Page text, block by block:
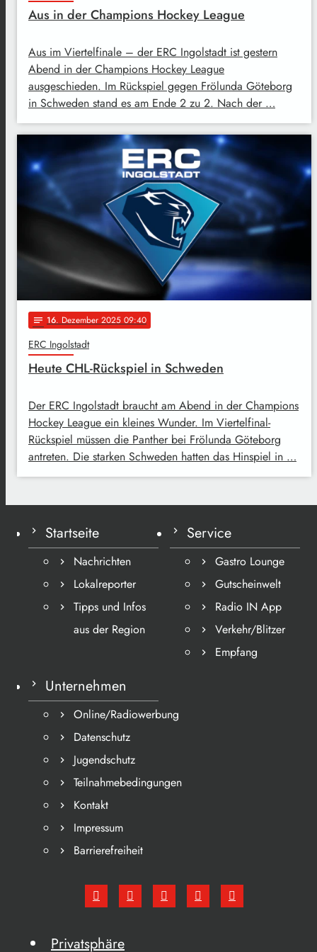
Aus in der Champions Hockey League
Aus im Viertelfinale – der ERC Ingolstadt ist gestern
Abend in der Champions Hockey League
ausgeschieden. Im Rückspiel gegen Frölunda Göteborg
in Schweden stand es am Ende 2 zu 2. Nach der …
notes 16. Dezember 2025 09:40
ERC Ingolstadt
Heute CHL-Rückspiel in Schweden
Der ERC Ingolstadt braucht am Abend in der Champions
Hockey League ein kleines Wunder. Im Viertelfinal-
Rückspiel müssen die Panther bei Frölunda Göteborg
antreten. Die starken Schweden hatten das Hinspiel in …
Startseite
Nachrichten
Lokalreporter
Tipps und Infos
aus der Region
Service
Gastro Lounge
Gutscheinwelt
Radio IN App
Verkehr/Blitzer
Empfang
Unternehmen
Online/Radiowerbung
Datenschutz
Jugendschutz
Teilnahmebedingungen
Kontakt
Impressum
Barrierefreiheit
Privatsphäre